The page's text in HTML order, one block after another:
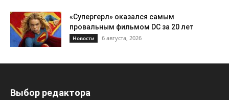
«Супергерл» оказался самым
провальным фильмом DC за 20 лет
Новости 6 августа, 2026
Выбор редактора